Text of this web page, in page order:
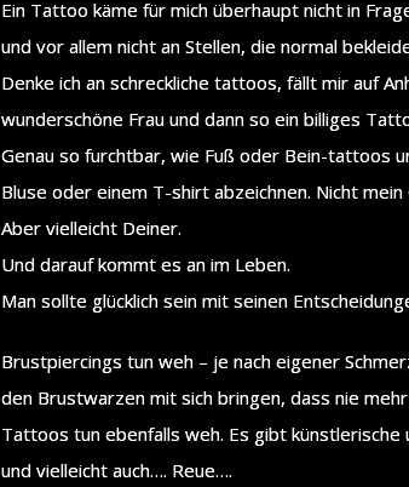
Ein Tattoo käme für mich überhaupt nicht in
und vor allem nicht an Stellen, die normal
Denke ich an schreckliche tattoos, fällt mir auf
wunderschöne Frau und dann so ein billiges
Genau so furchtbar, wie Fuß oder Bein-tattoos
Bluse oder einem T-shirt abzeichnen. Nicht mein
Aber vielleicht Deiner.
Und darauf kommt es an im Leben.
Man sollte glücklich sein mit seinen
Brustpiercings tun weh – je nach eigener
den Brustwarzen mit sich bringen, dass nie
Tattoos tun ebenfalls weh. Es gibt
und vielleicht auch…. Reue….